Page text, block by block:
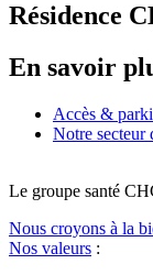
Résidence
En savoir
Accès &
Notre secteur
Le groupe santé
Nous croyons à la
Nos valeurs :